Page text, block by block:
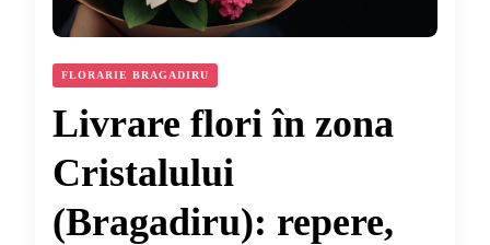
FLORARIE BRAGADIRU
Livrare flori în zona
Cristalului
(Bragadiru): repere,